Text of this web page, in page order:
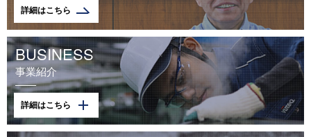
詳細はこちら
BUSINESS
事業紹介
詳細はこちら